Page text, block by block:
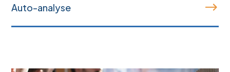
Auto-analyse